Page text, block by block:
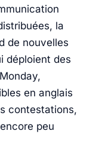
la
de nouvelles
déploient des
en anglais
contestations,
peu